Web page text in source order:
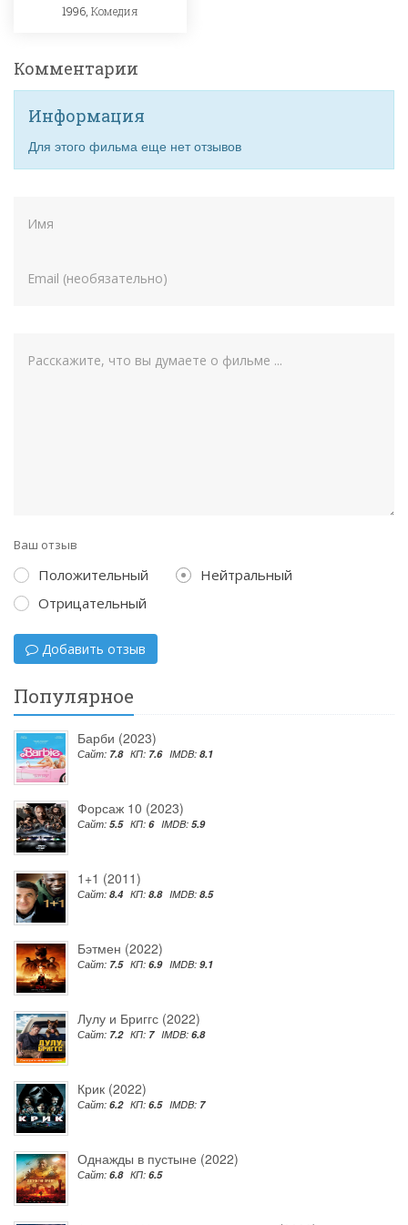
1996, Комедия
Комментарии
Информация
Для этого фильма еще нет отзывов
Ваш отзыв
Положительный
Нейтральный
Отрицательный
Добавить отзыв
Популярное
Барби (2023)
Сайт: 7.8 КП: 7.6 IMDB: 8.1
Форсаж 10 (2023)
Сайт: 5.5 КП: 6 IMDB: 5.9
1+1 (2011)
Сайт: 8.4 КП: 8.8 IMDB: 8.5
Бэтмен (2022)
Сайт: 7.5 КП: 6.9 IMDB: 9.1
Лулу и Бриггс (2022)
Сайт: 7.2 КП: 7 IMDB: 6.8
Крик (2022)
Сайт: 6.2 КП: 6.5 IMDB: 7
Однажды в пустыне (2022)
Сайт: 6.8 КП: 6.5